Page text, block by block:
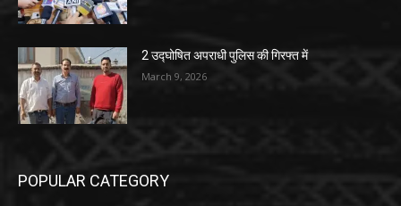
2 उद्घोषित अपराधी पुलिस की गिरफ्त में
March 9, 2026
POPULAR CATEGORY